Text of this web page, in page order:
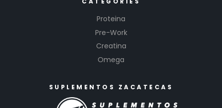
Proteina
Pre-Work
Creatina
Omega
SUPLEMENTOS ZACATECAS